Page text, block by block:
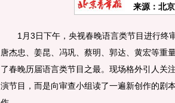
来源：北
1月3日下午，央视春晚语言类节目进行终审
唐杰忠、姜昆、冯巩、蔡明、郭达、黄宏等重
了春晚历届语言类节目之最。现场格外引人关
演节目，而是向审查小组读了一遍新创作的剧